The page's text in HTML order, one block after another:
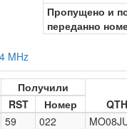
Пропущено и
переданно
MHz
Получили
QTH
RST
Номер
59 022